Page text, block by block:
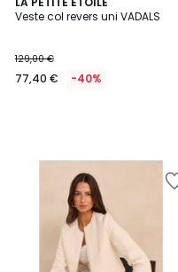
Veste col revers uni VADALS
129,00 €
77,40 € -40%